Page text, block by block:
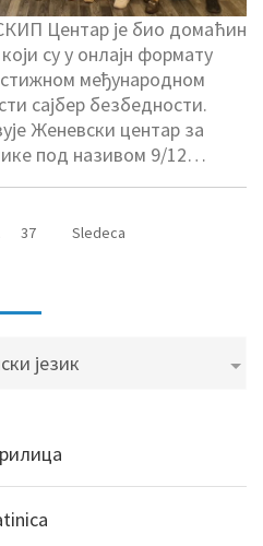
Центар је био домаћин
су у онлајн формату
међународном
сајбер безбедности.
Женевски центар за
под називом 9/12…
37 Sledeca
језик